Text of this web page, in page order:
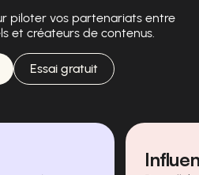
piloter vos partenariats entre
et créateurs de contenus.
Essai gratuit